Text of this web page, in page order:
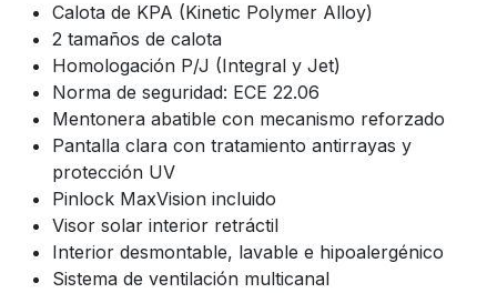
Calota de KPA (Kinetic Polymer Alloy)
2 tamaños de calota
Homologación P/J (Integral y Jet)
Norma de seguridad: ECE 22.06
Mentonera abatible con mecanismo reforzado
Pantalla clara con tratamiento antirrayas y
protección UV
Pinlock MaxVision incluido
Visor solar interior retráctil
Interior desmontable, lavable e hipoalergénico
Sistema de ventilación multicanal